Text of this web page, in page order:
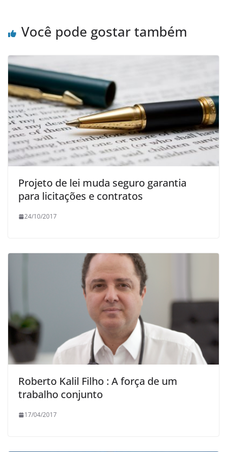
Você pode gostar também
Projeto de lei muda seguro garantia
para licitações e contratos
24/10/2017
Roberto Kalil Filho : A força de um
trabalho conjunto
17/04/2017